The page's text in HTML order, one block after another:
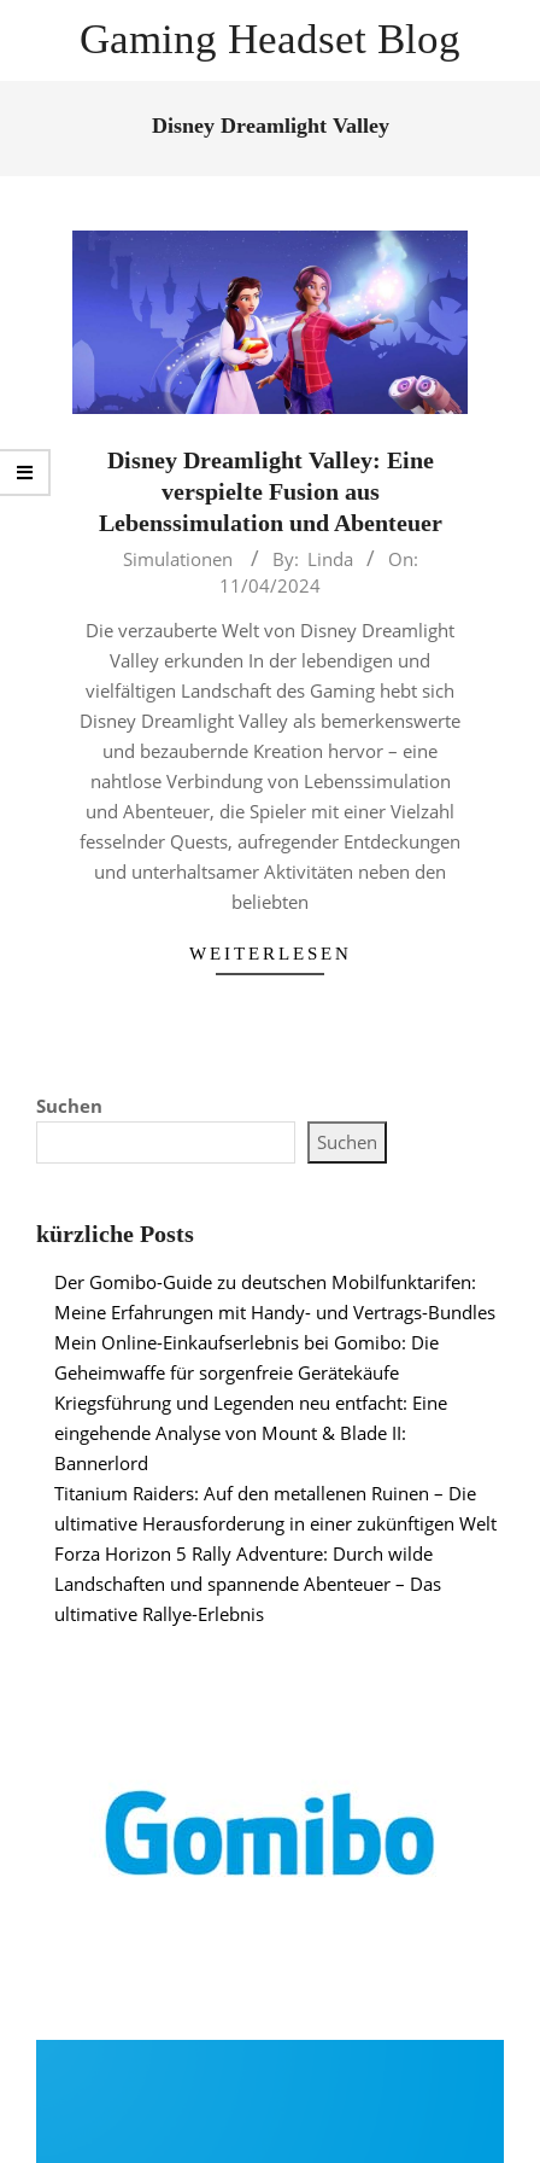
Gaming Headset Blog
Disney Dreamlight Valley
Disney Dreamlight Valley: Eine
verspielte Fusion aus
Lebenssimulation und Abenteuer
Simulationen By: Linda
On:
11/04/2024
Die verzauberte Welt von Disney Dreamlight
Valley erkunden In der lebendigen und
vielfältigen Landschaft des Gaming hebt sich
Disney Dreamlight Valley als bemerkenswerte
und bezaubernde Kreation hervor – eine
nahtlose Verbindung von Lebenssimulation
und Abenteuer, die Spieler mit einer Vielzahl
fesselnder Quests, aufregender Entdeckungen
und unterhaltsamer Aktivitäten neben den
beliebten
WEITERLESEN
Suchen
Suchen
kürzliche Posts
Der Gomibo-Guide zu deutschen Mobilfunktarifen:
Meine Erfahrungen mit Handy- und Vertrags-Bundles
Mein Online-Einkaufserlebnis bei Gomibo: Die
Geheimwaffe für sorgenfreie Gerätekäufe
Kriegsführung und Legenden neu entfacht: Eine
eingehende Analyse von Mount & Blade II:
Bannerlord
Titanium Raiders: Auf den metallenen Ruinen – Die
ultimative Herausforderung in einer zukünftigen Welt
Forza Horizon 5 Rally Adventure: Durch wilde
Landschaften und spannende Abenteuer – Das
ultimative Rallye-Erlebnis